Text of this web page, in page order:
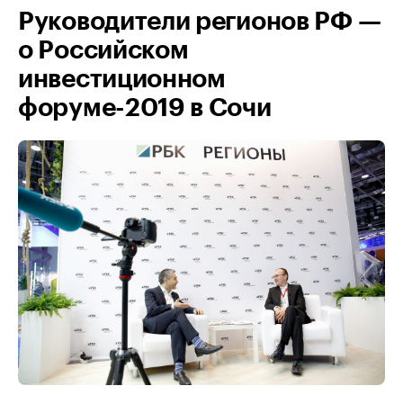
Руководители регионов РФ —
о Российском
инвестиционном
форуме-2019 в Сочи